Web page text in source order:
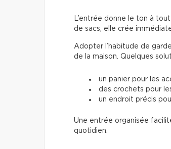
L’entrée donne le ton à
de sacs, elle crée
Adopter l’habitude de
de la maison. Quelques
un panier pour les
des crochets pour
un endroit précis
Une entrée organisée
quotidien.